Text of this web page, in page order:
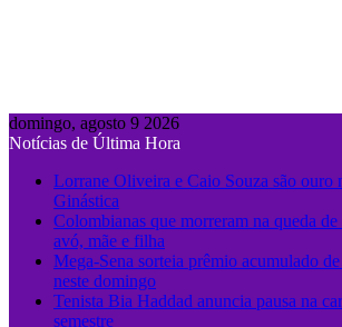
domingo, agosto 9 2026
Notícias de Última Hora
Lorrane Oliveira e Caio Souza são ouro
Ginástica
Colombianas que morreram na queda
avó, mãe e filha
Mega-Sena sorteia prêmio acumulado
neste domingo
Tenista Bia Haddad anuncia pausa na
semestre